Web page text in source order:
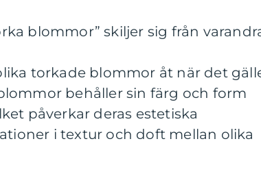
blommor” skiljer sig från
torkade blommor åt när det
behåller sin färg och form
påverkar deras estetiska
i textur och doft mellan olika